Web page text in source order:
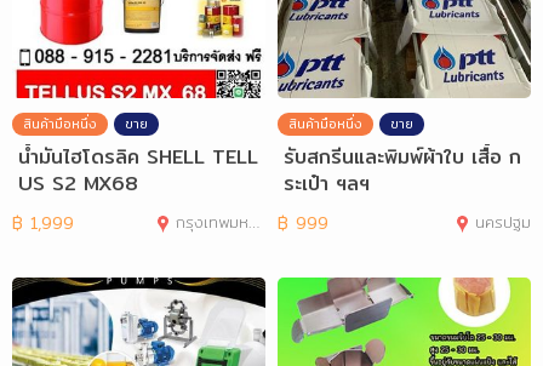
สินค้ามือหนึ่ง ขาย
น้ำมันไฮโดรลิค SHELL TELL
US S2 MX68
฿ 1,999 กรุงเทพมหานคร
สินค้ามือหนึ่ง ขาย
รับสกรีนและพิมพ์ผ้าใบ เสื้อ ก
ระเป๋า ฯลฯ
฿ 999 นครปฐม